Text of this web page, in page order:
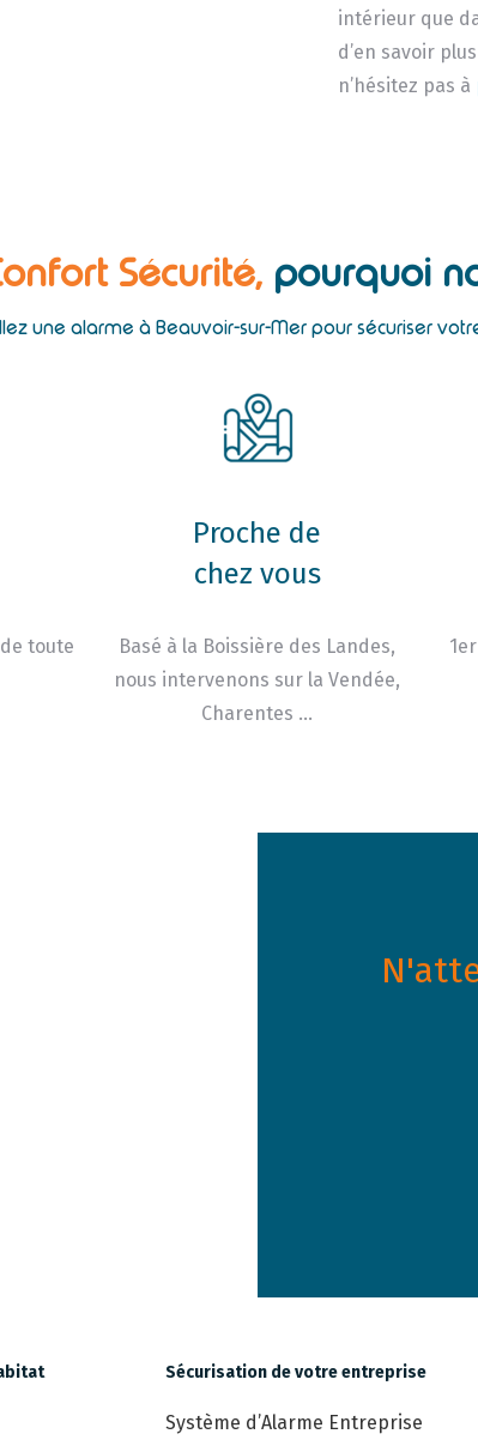
intérieur que
d’en savoir
n’hésitez pas à
Sécurité, pourquoi
une alarme à Beauvoir-sur-Mer pour sécuriser
toute
Proche de
chez vous
Basé à la Boissière des Landes,
nous intervenons sur la Vendée,
Charentes …
Sécurisation de votre entreprise
Système d’Alarme Entreprise